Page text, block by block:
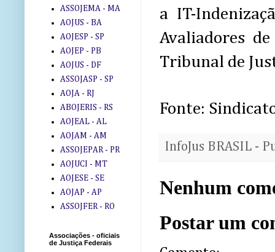
a IT-
Avaliadores
Tribunal de
Fonte:
InfoJus BRASIL -
Nenhum
Postar um
ASSOJEMA - MA
AOJUS - BA
AOJESP - SP
AOJEP - PB
AOJUS - DF
ASSOJASP - SP
AOJA - RJ
ABOJERIS - RS
AOJEAL - AL
AOJAM - AM
ASSOJEPAR - PR
AOJUCI - MT
AOJESE - SE
AOJAP - AP
ASSOJFER - RO
Associações - oficiais
de Justiça Federais